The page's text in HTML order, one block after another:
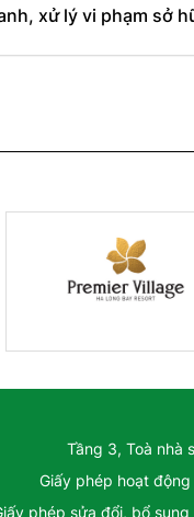
xử lý vi phạm sở
Tầng 3, Toà nhà
Giấy phép hoạt
phép sửa đổi, bổ